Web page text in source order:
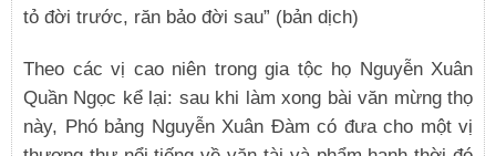
tỏ đời trước, răn bảo đời sau” (bản dịch)
Theo các vị cao niên trong gia tộc họ Nguyễn Xuân
Quần Ngọc kể lại: sau khi làm xong bài văn mừng thọ
này, Phó bảng Nguyễn Xuân Đàm có đưa cho một vị